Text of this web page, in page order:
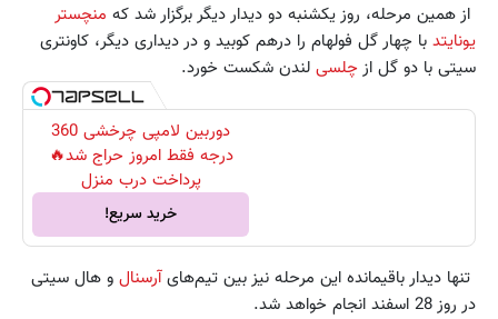
از همین مرحله، روز یکشنبه دو دیدار دیگر برگزار شد که منچستر
یونایتد با چهار گل فولهام را درهم کوبید و در دیداری دیگر، کاونتری
سیتی با دو گل ازچلسی لندن شکست خورد.
دوربین لامپی چرخشی 360
درجه فقط امروز حراج شد🔥
پرداخت درب منزل
خرید سریع!
تنها دیدار باقیمانده این مرحله نیز بین تیم‌هایآرسنال و هال سیتی
در روز 28 اسفند انجام خواهد شد.